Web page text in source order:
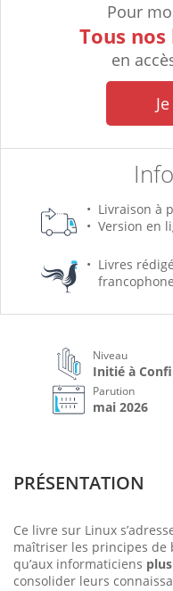
Pour
Tous
en
Livraison à
Version en
Livres
Niveau
Initié à
Parution
mai 2026
PRÉSENTATION
Ce livre sur Linux
maîtriser les principes de
qu’aux informaticiens
consolider leurs